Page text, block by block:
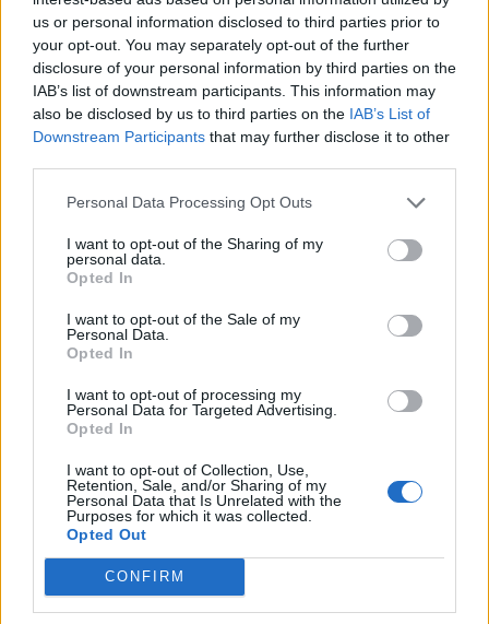
us or personal information disclosed to third parties prior to
your opt-out. You may separately opt-out of the further
disclosure of your personal information by third parties on the
IAB’s list of downstream participants. This information may
also be disclosed by us to third parties on the IAB’s List of
Downstream Participants that may further disclose it to other
Personal Data Processing Opt Outs
I want to opt-out of the Sharing of my
personal data.
Opted In
I want to opt-out of the Sale of my
Personal Data.
Opted In
I want to opt-out of processing my
Personal Data for Targeted Advertising.
Opted In
I want to opt-out of Collection, Use,
Retention, Sale, and/or Sharing of my
Personal Data that Is Unrelated with the
Purposes for which it was collected.
Opted Out
CONFIRM
Campo Tures (196)
Cornedo all'Isarco (109)
Castelbello-Ciardes (31)
Castelrotto (319)
Chienes (86)
Chiusa (120)
Cortaccia sulla strada del vino (44)
Corvara in Badia (178)
Dobbiaco (141)
Falzes (61)
Fiè allo Sciliar (115)
Fortezza (16)
Funes (53)